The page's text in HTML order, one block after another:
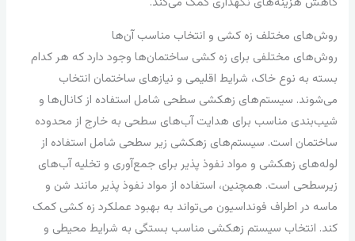
روش‌های مختلف زه کشی و انتخاب مناسب آن‌ها
روش‌های مختلفی برای زه کشی ساختمان‌ها وجود دارد که هر کدام
بسته به نوع خاک، شرایط اقلیمی و نیازهای ساختمان انتخاب
می‌شوند. سیستم‌های زهکشی سطحی شامل استفاده از کانال‌ها و
شیب‌بندی مناسب برای هدایت آب‌های سطحی به خارج از محدوده
ساختمان است. سیستم‌های زهکشی زیر سطحی شامل استفاده از
لوله‌های زهکشی و مواد نفوذ پذیر برای جمع‌آوری و تخلیه آب‌های
زیرسطحی است. همچنین، استفاده از مواد نفوذ پذیر مانند شن و
ماسه در اطراف فونداسیون می‌تواند به بهبود عملکرد زه کشی کمک
کند. انتخاب سیستم زهکشی مناسب بستگی به شرایط محیطی و